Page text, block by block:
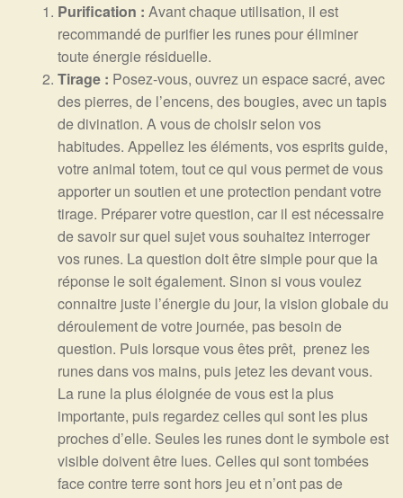
Purification : Avant chaque utilisation, il est
recommandé de purifier les runes pour éliminer
toute énergie résiduelle.
Tirage : Posez-vous, ouvrez un espace sacré, avec
des pierres, de l’encens, des bougies, avec un tapis
de divination. A vous de choisir selon vos
habitudes. Appellez les éléments, vos esprits guide,
votre animal totem, tout ce qui vous permet de vous
apporter un soutien et une protection pendant votre
tirage. Préparer votre question, car il est nécessaire
de savoir sur quel sujet vous souhaitez interroger
vos runes. La question doit être simple pour que la
réponse le soit également. Sinon si vous voulez
connaitre juste l’énergie du jour, la vision globale du
déroulement de votre journée, pas besoin de
question. Puis lorsque vous êtes prêt, prenez les
runes dans vos mains, puis jetez les devant vous.
La rune la plus éloignée de vous est la plus
importante, puis regardez celles qui sont les plus
proches d’elle. Seules les runes dont le symbole est
visible doivent être lues. Celles qui sont tombées
face contre terre sont hors jeu et n’ont pas de